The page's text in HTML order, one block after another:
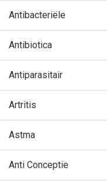
Antibacteriële
Antibiotica
Antiparasitair
Artritis
Astma
Anti Conceptie